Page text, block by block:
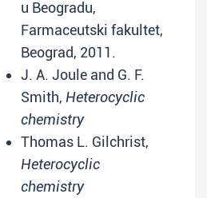
u Beogradu,
Farmaceutski fakultet,
Beograd, 2011.
J. A. Joule and G. F.
Smith, Heterocyclic
chemistry
Thomas L. Gilchrist,
Heterocyclic
chemistry